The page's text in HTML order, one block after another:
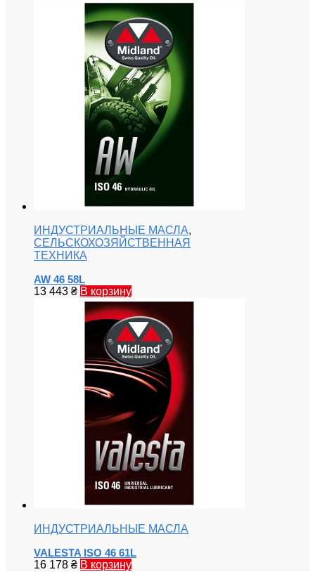
ИНДУСТРИАЛЬНЫЕ МАСЛА,
СЕЛЬСКОХОЗЯЙСТВЕННАЯ
ТЕХНИКА
AW 46 58L
13 443 ₴ В корзину
ИНДУСТРИАЛЬНЫЕ МАСЛА
VALESTA ISO 46 61L
16 178 ₴ В корзину